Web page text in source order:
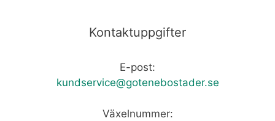
Kontaktuppgifter
E-post:
kundservice@gotenebostader.se
Växelnummer: